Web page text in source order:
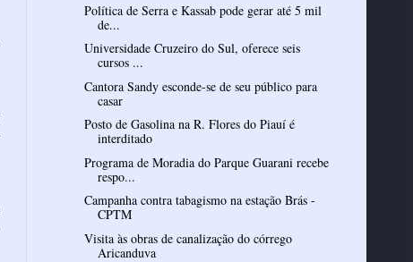
Política de Serra e Kassab pode gerar até 5 mil
de...
Universidade Cruzeiro do Sul, oferece seis
cursos ...
Cantora Sandy esconde-se de seu público para
casar
Posto de Gasolina na R. Flores do Piauí é
interditado
Programa de Moradia do Parque Guarani recebe
respo...
Campanha contra tabagismo na estação Brás -
CPTM
Visita às obras de canalização do córrego
Aricanduva